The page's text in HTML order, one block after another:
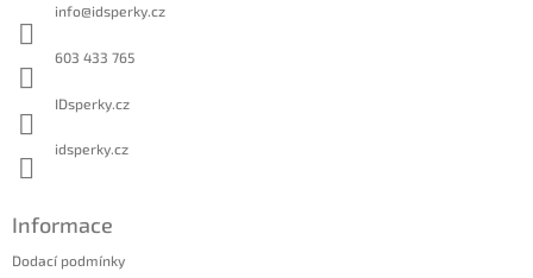
info@idsperky.cz
603 433 765
IDsperky.cz
idsperky.cz
Informace
Dodací podmínky